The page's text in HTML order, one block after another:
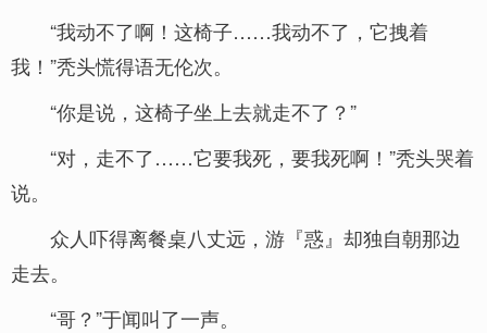
“我动不了啊！这椅子……我动不了，它拽着
我！”秃头慌得语无伦次。
“你是说，这椅子坐上去就走不了？”
“对，走不了……它要我死，要我死啊！”秃头哭着
说。
众人吓得离餐桌八丈远，游『惑』却独自朝那边
走去。
“哥？”于闻叫了一声。